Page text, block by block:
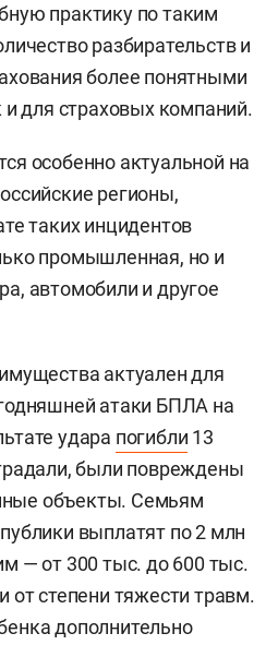
практику по таким
разбирательств и
более понятными
для страховых компаний.
особенно актуальной на
регионы,
таких инцидентов
промышленная, но и
автомобили и другое
актуален для
атаки БПЛА на
удара погибли 13
были повреждены
объекты. Семьям
выплатят по 2 млн
— от 300 тыс. до 600 тыс.
от степени тяжести травм.
дополнительно